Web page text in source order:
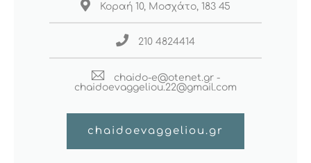
Κοραή 10, Μοσχάτο, 183 45
210 4824414
chaido-e@otenet.gr -
chaidoevaggeliou.22@gmail.com
chaidoevaggeliou.gr